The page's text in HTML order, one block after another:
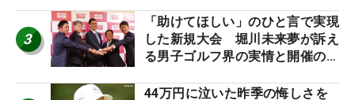
3
「助けてほしい」のひと言で実現
した新規大会 堀川未来夢が訴え
る男子ゴルフ界の実情と開催の舞
44万円に泣いた昨季の悔しさを